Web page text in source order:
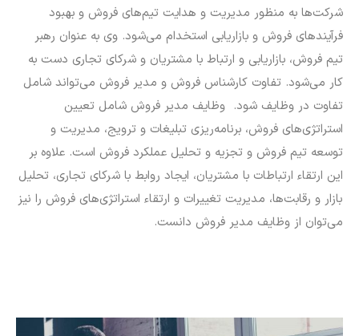
شرکت‌ها به منظور مدیریت و هدایت تیم‌های فروش و بهبود
فرآیندهای فروش و بازاریابی استخدام می‌شود. وی به عنوان رهبر
تیم فروش، بازاریابی و ارتباط با مشتریان و شرکای تجاری دست به
کار می‌شود. تفاوت کارشناس فروش و مدیر فروش می‌تواند شامل
تفاوت در وظایف شود. وظایف مدیر فروش شامل تعیین
استراتژی‌های فروش، برنامه‌ریزی تبلیغات و ترویج، مدیریت و
توسعه تیم فروش و تجزیه و تحلیل عملکرد فروش است. علاوه بر
این ارتقاء ارتباطات با مشتریان، ایجاد روابط با شرکای تجاری، تحلیل
بازار و رقابت‌ها، مدیریت تغییرات و ارتقاء استراتژی‌های فروش را نیز
می‌توان از وظایف مدیر فروش دانست.